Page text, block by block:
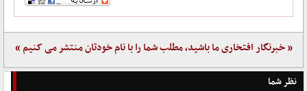
« خبرنگار افتخاری ما باشید، مطلب شما را با نام خودتان منتشر می کنیم »
نظر شما